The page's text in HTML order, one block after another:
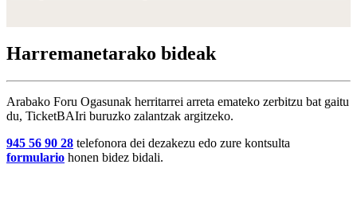
Harremanetarako bideak
Arabako Foru Ogasunak herritarrei arreta emateko zerbitzu bat gaitu
du, TicketBAIri buruzko zalantzak argitzeko.
945 56 90 28 telefonora dei dezakezu edo zure kontsulta
formulario honen bidez bidali.